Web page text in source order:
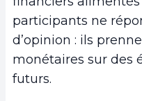
participants ne
d’opinion : ils
monétaires sur des
futurs.